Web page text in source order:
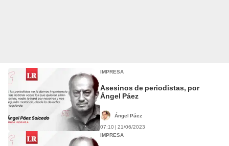
IMPRESA
Asesinos de periodistas, por
Ángel Páez
Ángel Páez
07:10 | 21/06/2023
IMPRESA